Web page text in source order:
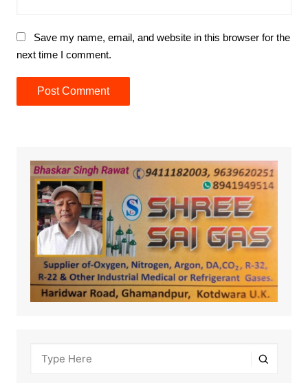
Save my name, email, and website in this browser for the
next time I comment.